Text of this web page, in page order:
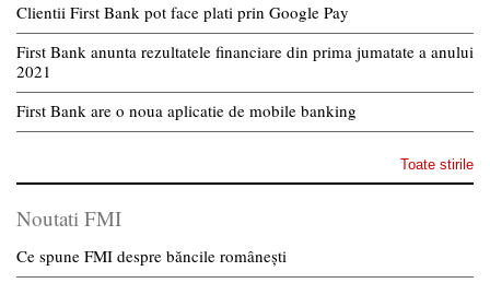
Clientii First Bank pot face plati prin Google Pay
First Bank anunta rezultatele financiare din prima jumatate a anului
2021
First Bank are o noua aplicatie de mobile banking
Toate stirile
Noutati FMI
Ce spune FMI despre băncile românești